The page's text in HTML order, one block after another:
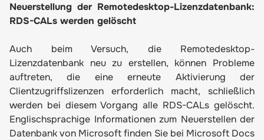
Neuerstellung der Remotedesktop-Lizenzdatenbank:
RDS-CALs werden gelöscht
Auch beim Versuch, die Remotedesktop-
Lizenzdatenbank neu zu erstellen, können Probleme
auftreten, die eine erneute Aktivierung der
Clientzugriffslizenzen erforderlich macht, schließlich
werden bei diesem Vorgang alle RDS-CALs gelöscht.
Englischsprachige Informationen zum Neuerstellen der
Datenbank von Microsoft finden Sie bei Microsoft Docs